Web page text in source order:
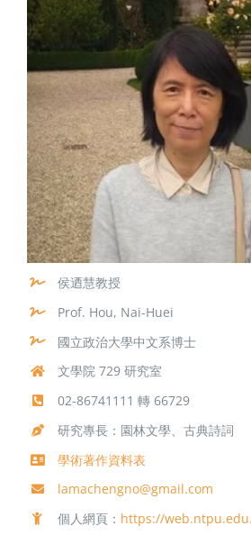
侯迺慧教授
Prof. Hou, Nai-Huei
國立政治大學中文系博士
文學院 729 研究室
02-86741111 轉 66729
研究專長：園林文學、古典詩詞
學術著作資料表
lamachengno@gmail.com
個人網頁： https://